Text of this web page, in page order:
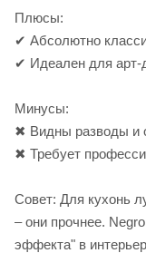
Плюсы:
✔ Абсолютно
✔ Идеален для арт-
Минусы:
✖ Видны разводы и
✖ Требует
Совет: Для кухонь
– они прочнее.
эффекта" в